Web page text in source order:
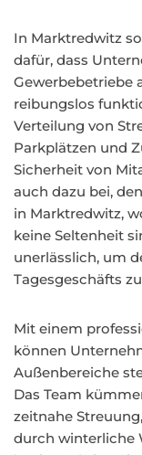
In Marktredwitz
dafür, dass
Gewerbebetriebe
reibungslos
Verteilung von
Parkplätzen und
Sicherheit von
auch dazu bei,
in Marktredwitz,
keine Seltenheit
unerlässlich, um
Tagesgeschäfts
Mit einem
können
Außenbereiche
Das Team
zeitnahe
durch winterliche